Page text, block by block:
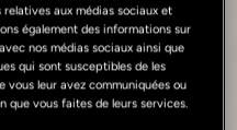
aux médias sociaux et
également des informations sur
nos médias sociaux ainsi que
qui sont susceptibles de les
leur avez communiquées ou
que vous faites de leurs services.